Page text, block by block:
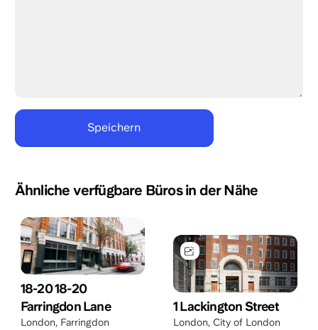
Ähnliche verfügbare Büros in der Nähe
18-20 18-20
Farringdon Lane
London, Farringdon
1 Lackington Street
London, City of London